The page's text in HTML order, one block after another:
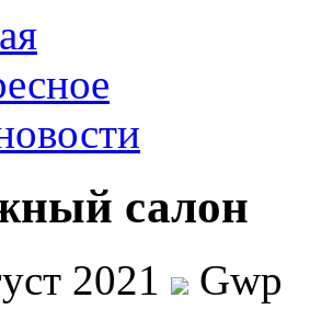
салон
2021
Gwp